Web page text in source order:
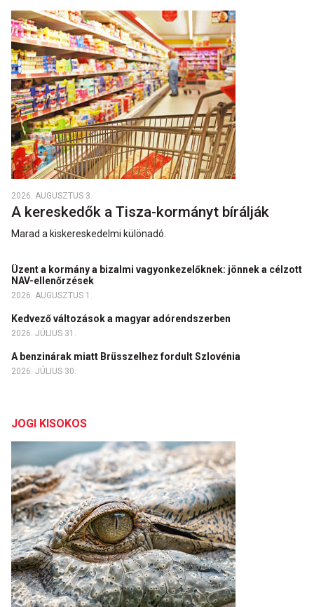
2026. AUGUSZTUS 3.
A kereskedők a Tisza-kormányt bírálják
Marad a kiskereskedelmi különadó.
Üzent a kormány a bizalmi vagyonkezelőknek: jönnek a célzott
NAV-ellenőrzések
2026. AUGUSZTUS 1.
Kedvező változások a magyar adórendszerben
2026. JÚLIUS 31.
A benzinárak miatt Brüsszelhez fordult Szlovénia
2026. JÚLIUS 30.
JOGI KISOKOS